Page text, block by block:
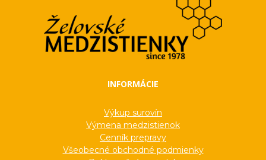
INFORMÁCIE
Výkup surovín
Výmena medzistienok
Cenník prepravy
Všeobecné obchodné podmienky